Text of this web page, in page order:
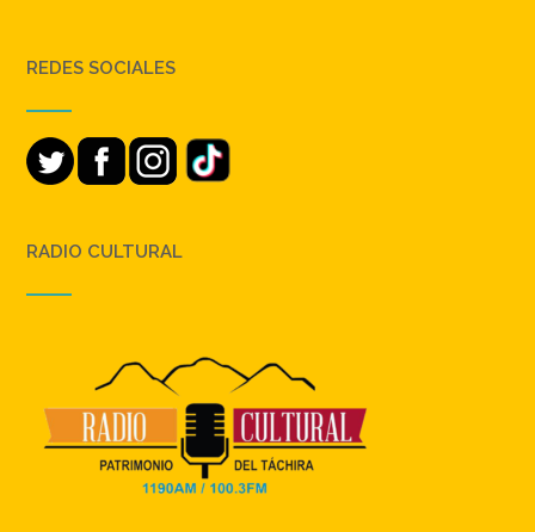
REDES SOCIALES
RADIO CULTURAL